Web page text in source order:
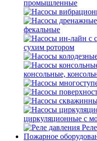
промышленные
фекальные
сухим ротором
консольные,
циркуляционные с
Пожарное